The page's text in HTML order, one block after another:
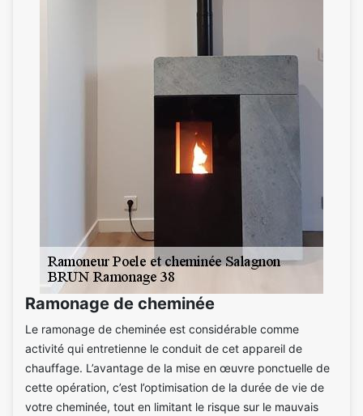
Ramonage de cheminée
Le ramonage de cheminée est considérable comme
activité qui entretienne le conduit de cet appareil de
chauffage. L’avantage de la mise en œuvre ponctuelle de
cette opération, c’est l’optimisation de la durée de vie de
votre cheminée, tout en limitant le risque sur le mauvais